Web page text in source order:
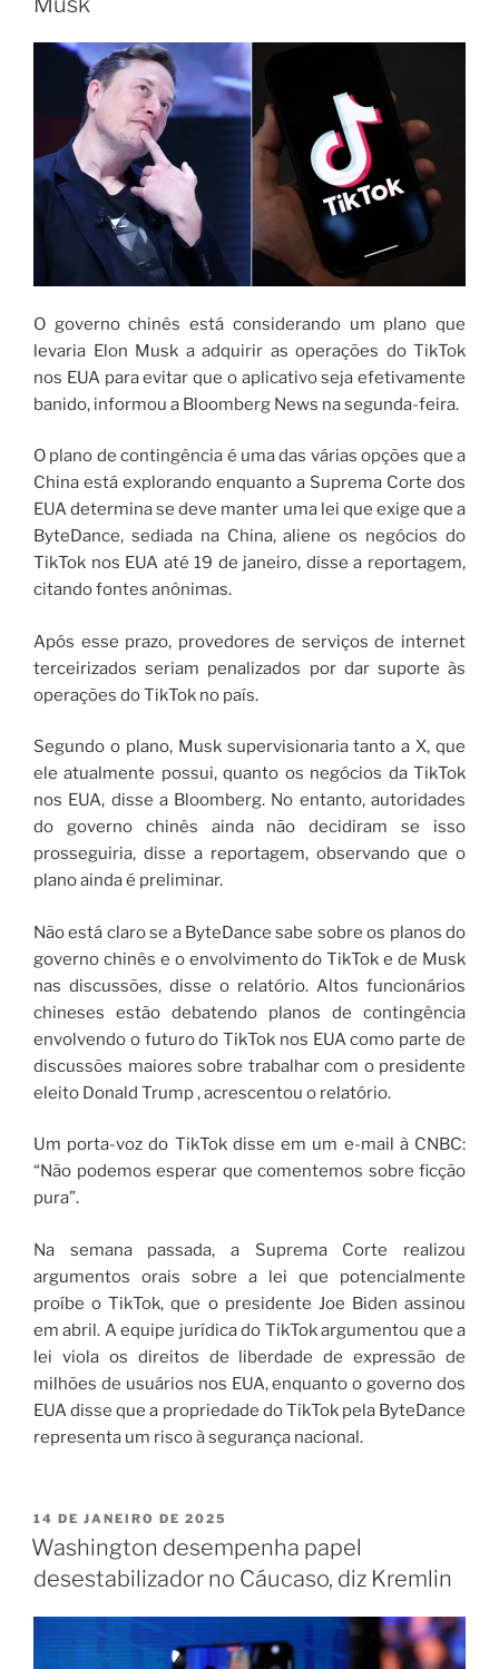
O governo chinês está considerando um plano que
levaria Elon Musk a adquirir as operações do TikTok
nos EUA para evitar que o aplicativo seja efetivamente
banido, informou a Bloomberg News na segunda-feira.
O plano de contingência é uma das várias opções que a
China está explorando enquanto a Suprema Corte dos
EUA determina se deve manter uma lei que exige que a
ByteDance, sediada na China, aliene os negócios do
TikTok nos EUA até 19 de janeiro, disse a reportagem,
citando fontes anônimas.
Após esse prazo, provedores de serviços de internet
terceirizados seriam penalizados por dar suporte às
operações do TikTok no país.
Segundo o plano, Musk supervisionaria tanto a X, que
ele atualmente possui, quanto os negócios da TikTok
nos EUA, disse a Bloomberg. No entanto, autoridades
do governo chinês ainda não decidiram se isso
prosseguiria, disse a reportagem, observando que o
plano ainda é preliminar.
Não está claro se a ByteDance sabe sobre os planos do
governo chinês e o envolvimento do TikTok e de Musk
nas discussões, disse o relatório. Altos funcionários
chineses estão debatendo planos de contingência
envolvendo o futuro do TikTok nos EUA como parte de
discussões maiores sobre trabalhar com o presidente
eleito Donald Trump , acrescentou o relatório.
Um porta-voz do TikTok disse em um e-mail à CNBC:
“Não podemos esperar que comentemos sobre ficção
pura”.
Na semana passada, a Suprema Corte realizou
argumentos orais sobre a lei que potencialmente
proíbe o TikTok, que o presidente Joe Biden assinou
em abril. A equipe jurídica do TikTok argumentou que a
lei viola os direitos de liberdade de expressão de
milhões de usuários nos EUA, enquanto o governo dos
EUA disse que a propriedade do TikTok pela ByteDance
representa um risco à segurança nacional.
14 DE JANEIRO DE 2025
Washington desempenha papel
desestabilizador no Cáucaso, diz Kremlin